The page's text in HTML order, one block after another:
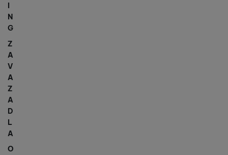
N
G
Z
A
V
A
Z
A
D
L
A
O